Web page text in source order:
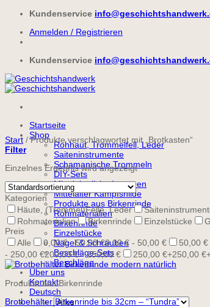
Zum
springen
Kundenservice
Anmelden / Registrieren
Kundenservice
Startseite
Shop
Rohhaut, Trommelfell, Leder
Saiteninstrumente
Schamanische Trommeln
DIY-Sets
Mittelalterliche Laternen
Mittelalter Kampfshilde
Produkte aus Birkenrinde
Rohmaterialien
Birkenrinde
Einzelstücke
Nägel & Schrauben
Beschläge-Sets
Beschläge
Über uns
Kontakt
Deutsch
Start /Produkte verschlagwortet mit „Brotkasten“
Filter
Einzelnes Ergebnis wird angezeigt
Kategorien
Häute, (Trommel)Felle, Leder
Rohmaterialien
Birkenrinde Einzelstücke
Preis
Alle
0,00 € - 50,00 €0,00 € - 50,00 € 50,00
- 250,00 €200,00 € - 250,00 € 250,00 €+250,00
Produkte aus Birkenrinde
Brotbehälter Birkenrinde bis 32cm – “Tundra”